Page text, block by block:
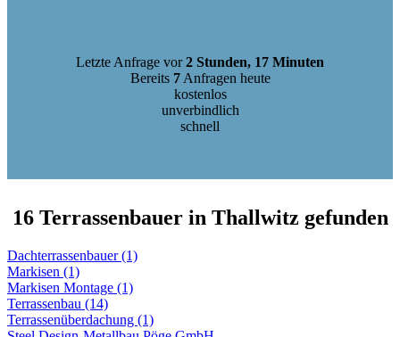
Letzte Anfrage vor2 Stunden, 17 Minuten
Bereits 7Anfragen heute
kostenlos
unverbindlich
schnell
16 Terrassenbauer in Thallwitz gefunden
Dachterrassenbauer (1)
Markisen (1)
Markisen Montage (1)
Terrassenbau (14)
Terrassenüberdachung (1)